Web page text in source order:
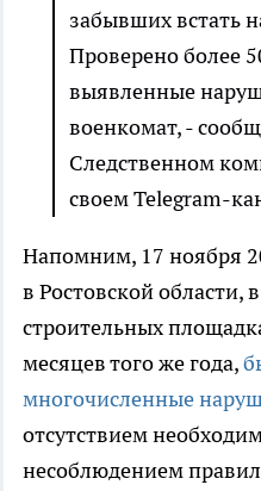
забывших встать
Проверено более
выявленные
военкомат, -
Следственном
своем Telegram-
Напомним, 17 ноября
в Ростовской области,
строительных
месяцев того же года,
многочисленные
отсутствием
несоблюдением